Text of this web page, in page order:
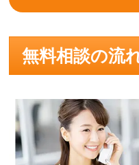
無料相談の流